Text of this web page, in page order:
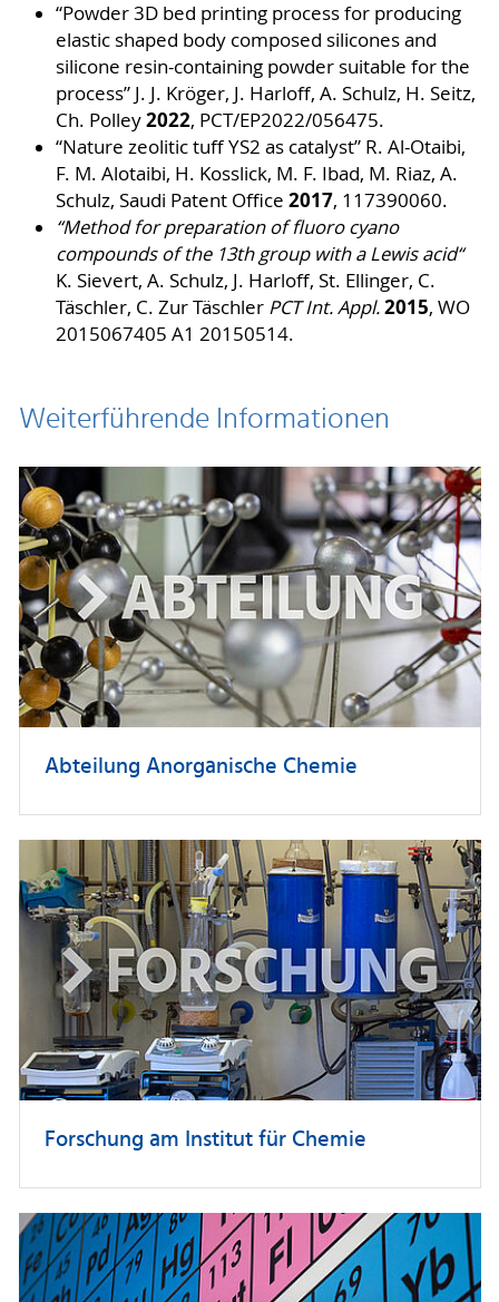
“Powder 3D bed printing process for producing
elastic shaped body composed silicones and
silicone resin-containing powder suitable for the
process” J. J. Kröger, J. Harloff, A. Schulz, H. Seitz,
Ch. Polley2022, PCT/EP2022/056475.
“Nature zeolitic tuff YS2 as catalyst” R. Al-Otaibi,
F. M. Alotaibi, H. Kosslick, M. F. Ibad, M. Riaz, A.
Schulz, Saudi Patent Office 2017, 117390060.
“Method for preparation of fluoro cyano
compounds of the 13th group with a Lewis acid“
K. Sievert, A. Schulz, J. Harloff, St. Ellinger, C.
Täschler, C. Zur Täschler PCT Int. Appl.2015, WO
2015067405 A1 20150514.
Weiterführende Informationen
Abteilung Anorganische Chemie
Forschung am Institut für Chemie